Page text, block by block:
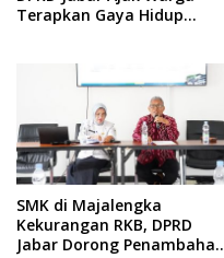
Terapkan Gaya Hidup
SMK di Majalengka
Kekurangan RKB, DPRD
Jabar Dorong Penambahan